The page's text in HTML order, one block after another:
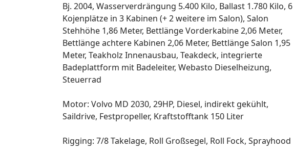
Bj. 2004, Wasserverdrängung 5.400 Kilo, Ballast 1.780 Kilo, 6
Kojenplätze in 3 Kabinen (+ 2 weitere im Salon), Salon
Stehhöhe 1,86 Meter, Bettlänge Vorderkabine 2,06 Meter,
Bettlänge achtere Kabinen 2,06 Meter, Bettlänge Salon 1,95
Meter, Teakholz Innenausbau, Teakdeck, integrierte
Badeplattform mit Badeleiter, Webasto Dieselheizung,
Steuerrad
Motor: Volvo MD 2030, 29HP, Diesel, indirekt gekühlt,
Saildrive, Festpropeller, Kraftstofftank 150 Liter
Rigging: 7/8 Takelage, Roll Großsegel, Roll Fock, Sprayhood